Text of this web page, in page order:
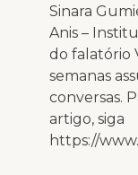
Sinara
Anis –
do falatório
semanas
conversas.
artigo, siga
https://